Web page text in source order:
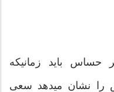
باید زمانیکه
نشان میدهد سعی